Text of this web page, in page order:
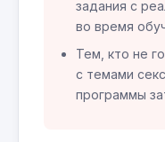
задания с
во время
Тем, кто не
с темами
программы